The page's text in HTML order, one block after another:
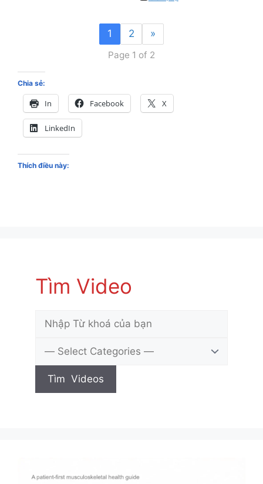
1 2 »
Page 1 of 2
Chia sẻ:
In Facebook X
LinkedIn
Thích điều này:
Tìm Video